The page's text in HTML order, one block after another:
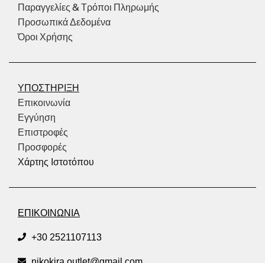
Παραγγελίες & Τρόποι Πληρωμής
Προσωπικά Δεδομένα
Όροι Χρήσης
ΥΠΟΣΤΗΡΙΞΗ
Επικοινωνία
Εγγύηση
Επιστροφές
Προσφορές
Χάρτης Ιστοτόπου
ΕΠΙΚΟΙΝΩΝΙΑ
+30 2521107113